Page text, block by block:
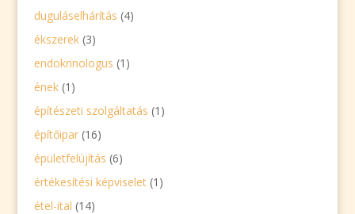
duguláselhárítás (4)
ékszerek(3)
endokrinologus (1)
ének(1)
építészeti szolgáltatás (1)
építőipar(16)
épületfelújítás (6)
értékesítési képviselet(1)
étel-ital (14)